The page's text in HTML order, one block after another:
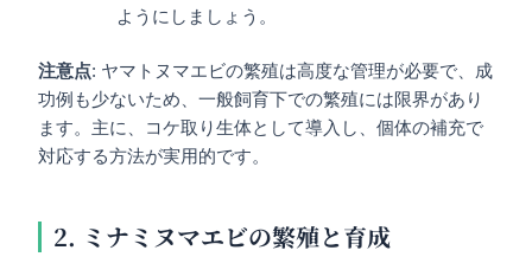
ようにしましょう。
注意点: ヤマトヌマエビの繁殖は高度な管理が必要で、成
功例も少ないため、一般飼育下での繁殖には限界があり
ます。主に、コケ取り生体として導入し、個体の補充で
対応する方法が実用的です。
2. ミナミヌマエビの繁殖と育成